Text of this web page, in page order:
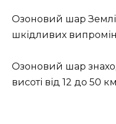
Озоновий шар
шкідливих
Озоновий шар
висоті від 12 до 50